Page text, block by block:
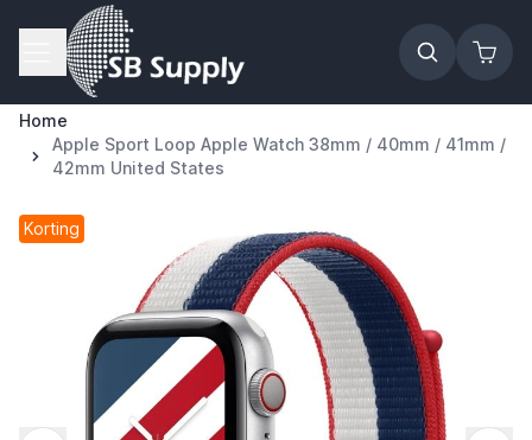
Ga naar de inhoud
Home
Apple Sport Loop Apple Watch 38mm / 40mm / 41mm /
42mm United States
Korting